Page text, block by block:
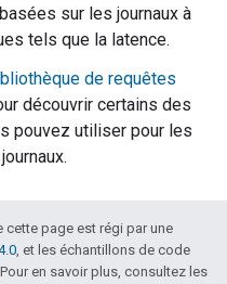
sur les journaux à
tels que la latence.
de requêtes
découvrir certains des
pouvez utiliser pour les
page est régi par une
, et les échantillons de code
en savoir plus, consultez les